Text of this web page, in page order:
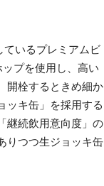
ているプレミアムビ
プを使用し、高い
開栓するときめ細か
ッキ缶」を採用する
継続飲用意向度」の
りつつ生ジョッキ缶